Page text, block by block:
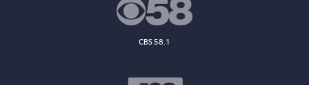
CBS 58.1